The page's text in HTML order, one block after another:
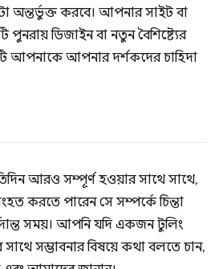
অন্তর্ভুক্ত করবে। আপনার সাইট বা
পুনরায় ডিজাইন বা নতুন বৈশিষ্ট্যের
আপনাকে আপনার দর্শকদের চাহিদা
আরও সম্পূর্ণ হওয়ার সাথে সাথে,
করতে পারেন সে সম্পর্কে চিন্তা
সময়। আপনি যদি একজন টুলিং
সম্ভাবনার বিষয়ে কথা বলতে চান,